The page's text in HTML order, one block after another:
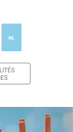
NL